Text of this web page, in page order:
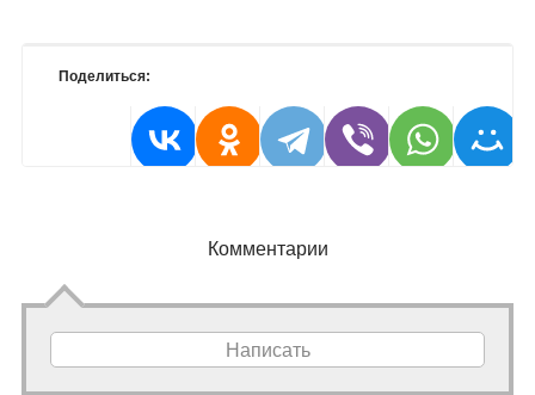
Поделиться:
Комментарии
Написать